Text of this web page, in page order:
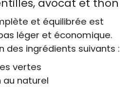
avocat et thon
et équilibrée est
léger et économique.
des ingrédients suivants :
vertes
au naturel